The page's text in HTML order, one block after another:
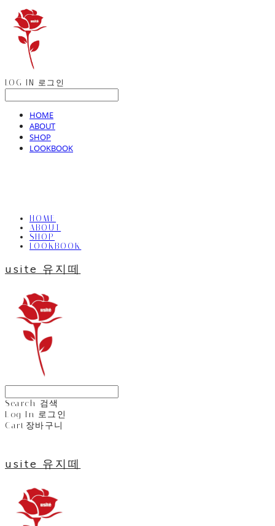
LOG IN 로그인
HOME
ABOUT
SHOP
LOOKBOOK
HOME
ABOUT
SHOP
LOOKBOOK
usite 유지떼
Search 검색
Log In 로그인
Cart 장바구니
usite 유지떼